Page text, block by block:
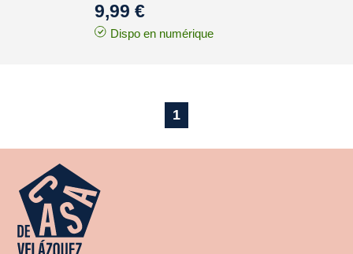
9,99 €
Dispo en numérique
1